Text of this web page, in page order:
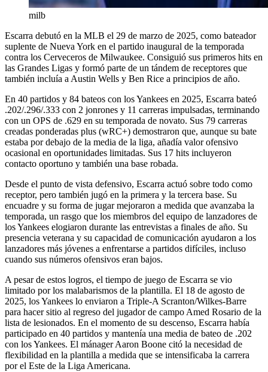
milb
Escarra debutó en la MLB el 29 de marzo de 2025, como bateador
suplente de Nueva York en el partido inaugural de la temporada
contra los Cerveceros de Milwaukee. Consiguió sus primeros hits en
las Grandes Ligas y formó parte de un tándem de receptores que
también incluía a Austin Wells y Ben Rice a principios de año.
En 40 partidos y 84 bateos con los Yankees en 2025, Escarra bateó
.202/.296/.333 con 2 jonrones y 11 carreras impulsadas, terminando
con un OPS de .629 en su temporada de novato. Sus 79 carreras
creadas ponderadas plus (wRC+) demostraron que, aunque su bate
estaba por debajo de la media de la liga, añadía valor ofensivo
ocasional en oportunidades limitadas. Sus 17 hits incluyeron
contacto oportuno y también una base robada.
Desde el punto de vista defensivo, Escarra actuó sobre todo como
receptor, pero también jugó en la primera y la tercera base. Su
encuadre y su forma de jugar mejoraron a medida que avanzaba la
temporada, un rasgo que los miembros del equipo de lanzadores de
los Yankees elogiaron durante las entrevistas a finales de año. Su
presencia veterana y su capacidad de comunicación ayudaron a los
lanzadores más jóvenes a enfrentarse a partidos difíciles, incluso
cuando sus números ofensivos eran bajos.
A pesar de estos logros, el tiempo de juego de Escarra se vio
limitado por los malabarismos de la plantilla. El 18 de agosto de
2025, los Yankees lo enviaron a Triple-A Scranton/Wilkes-Barre
para hacer sitio al regreso del jugador de campo Amed Rosario de la
lista de lesionados. En el momento de su descenso, Escarra había
participado en 40 partidos y mantenía una media de bateo de .202
con los Yankees. El mánager Aaron Boone citó la necesidad de
flexibilidad en la plantilla a medida que se intensificaba la carrera
por el Este de la Liga Americana.